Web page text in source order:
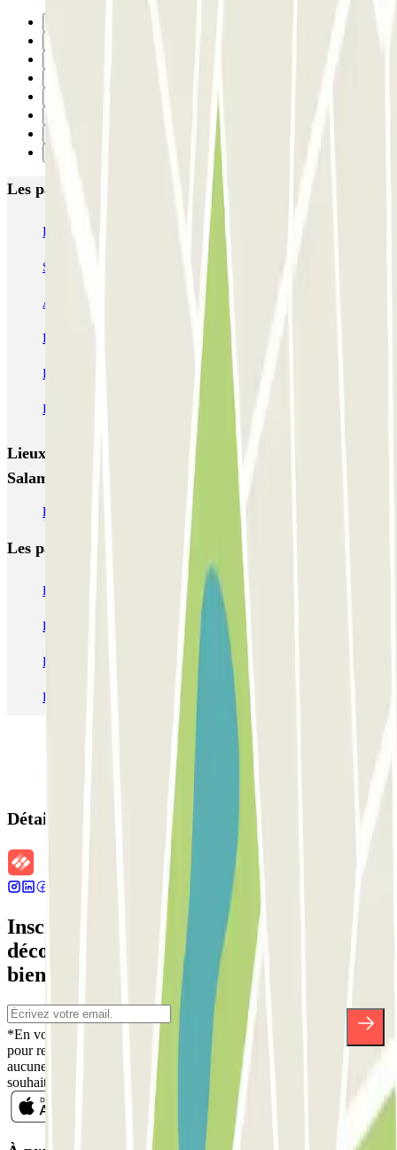
Les parkings les mieux notés à Saragosse
IC Eduardo Ibarra San Clemente
SABA Estación Zaragoza - Delicias
AENA Aeropuerto de Zaragoza - General P1
INDIGO Hospital Clinico INDIGO El Carmen
INDIGO Plaza del Pilar - Juzgados
INDIGO Plaza del Pilar - Ayuntamiento
Lieux et événements intéressants à proximité INDIGO
Salamero
Parkings à l'Aéroport de Saragosse (ZAZ)
Les parkings les plus réservés
Parking Paris Parking Gare de Lyon Parking Gare Montparnasse
Parking Charles de Gaulle - Roissy Aeroport
Parking Aéroport Roland Garros La Réunion P4 Longue Durée
Parking Aéroport Barcelone Parking Aéroport Beauvais
Détails de la réservation
Inscrivez-vous à notre newsletter et
découvrez des réductions, des concours et
bien d'autres surprises.
*En vous inscrivant, vous acceptez notre politique de confidentialité
pour recevoir des communications commerciales de Parclick. Sans
aucune obligation, vous pouvez vous désinscrire quand vous le
souhaitez dans la même newsletter.